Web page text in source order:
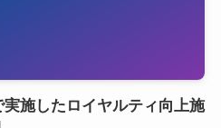
施したロイヤルティ向上施